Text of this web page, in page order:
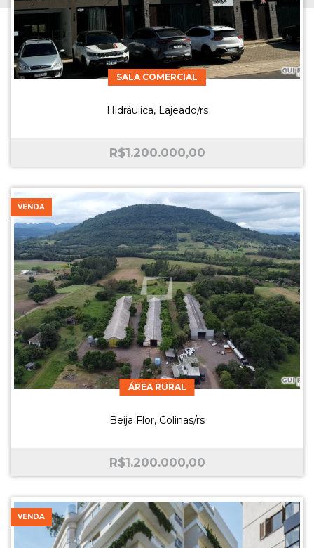
SALA COMERCIAL
Hidráulica, Lajeado/rs
R$1.200.000,00
VENDA
ÁREA RURAL
Beija Flor, Colinas/rs
R$1.200.000,00
VENDA